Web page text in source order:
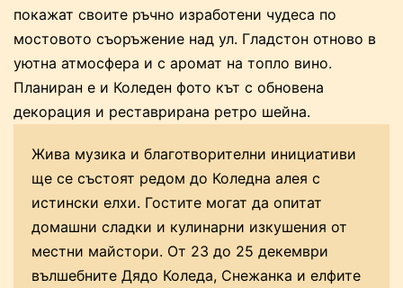
покажат своите ръчно изработени чудеса по
мостовото съоръжение над ул. Гладстон отново в
уютна атмосфера и с аромат на топло вино.
Планиран е и Коледен фото кът с обновена
декорация и реставрирана ретро шейна.
Жива музика и благотворителни инициативи
ще се състоят редом до Коледна алея с
истински елхи. Гостите могат да опитат
домашни сладки и кулинарни изкушения от
местни майстори. От 23 до 25 декември
вълшебните Дядо Коледа, Снежанка и елфите